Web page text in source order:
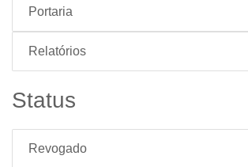
Portaria
Relatórios
Status
Revogado